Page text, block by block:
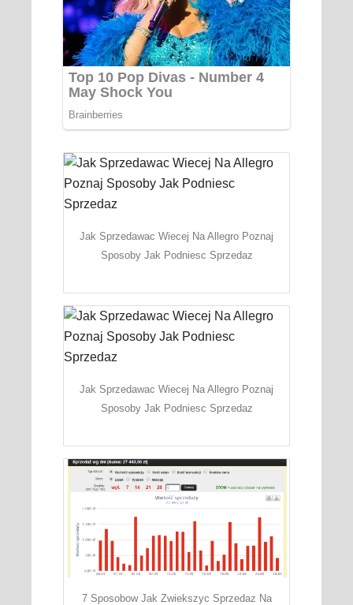
Jak Sprzedawac Wiecej Na Allegro Poznaj
Sposoby Jak Podniesc Sprzedaz
Jak Sprzedawac Wiecej Na Allegro Poznaj
Sposoby Jak Podniesc Sprzedaz
7 Sposobow Jak Zwiekszyc Sprzedaz Na